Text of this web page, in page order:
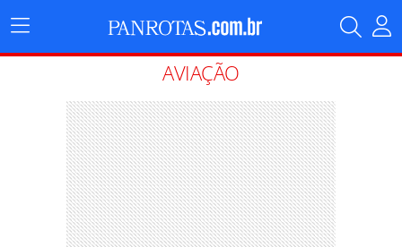
Menu
Principal
AVIAÇÃO